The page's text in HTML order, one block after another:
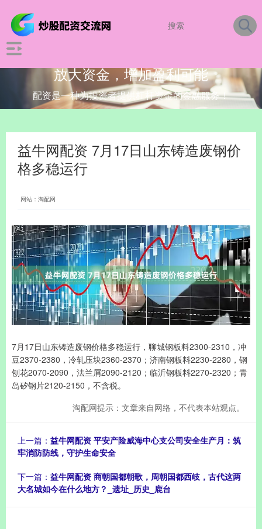
放大资金，增加盈利可能
配资是一种为投资者提供杠杆资金的金融服务！
益牛网配资 7月17日山东铸造废钢价
格多稳运行
网站：淘配网
7月17日山东铸造废钢价格多稳运行，聊城钢板料2300-2310，冲
豆2370-2380，冷轧压块2360-2370；济南钢板料2230-2280，钢
刨花2070-2090，法兰屑2090-2120；临沂钢板料2270-2320；青
岛矽钢片2120-2150，不含税。
淘配网提示：文章来自网络，不代表本站观点。
上一篇： 益牛网配资 平安产险威海中心支公司安全生产月：筑
牢消防防线，守护生命安全
下一篇： 益牛网配资 商朝国都朝歌，周朝国都西岐，古代这两
大名城如今在什么地方？_遗址_历史_鹿台